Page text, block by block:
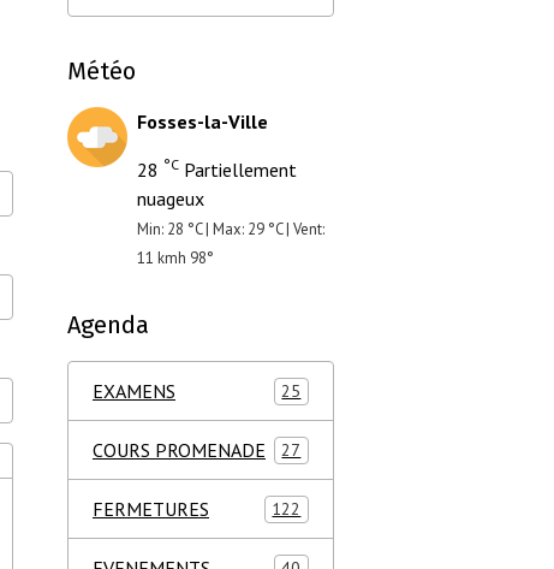
Météo
Fosses-la-Ville
28 °C Partiellement
nuageux
Min: 28 °C | Max: 29 °C | Vent:
11 kmh 98°
Agenda
EXAMENS 25
COURS PROMENADE 27
FERMETURES 122